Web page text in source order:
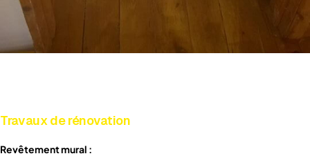
Travaux de rénovation
Revêtement mural :